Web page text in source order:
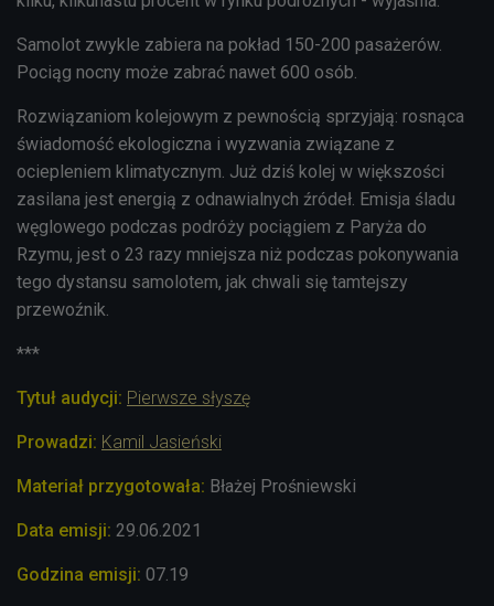
Samolot zwykle zabiera na pokład 150-200 pasażerów.
Pociąg nocny może zabrać nawet 600 osób.
Rozwiązaniom kolejowym z pewnością sprzyjają: rosnąca
świadomość ekologiczna i wyzwania związane z
ociepleniem klimatycznym. Już dziś kolej w większości
zasilana jest energią z odnawialnych źródeł. Emisja śladu
węglowego podczas podróży pociągiem z Paryża do
Rzymu, jest o 23 razy mniejsza niż podczas pokonywania
tego dystansu samolotem, jak chwali się tamtejszy
przewoźnik.
***
Tytuł audycji: Pierwsze słyszę
Prowadzi: Kamil Jasieński
Materiał przygotowała: Błażej Prośniewski
Data emisji: 29.06.2021
Godzina emisji: 07.19